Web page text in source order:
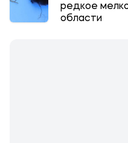
редкое
области